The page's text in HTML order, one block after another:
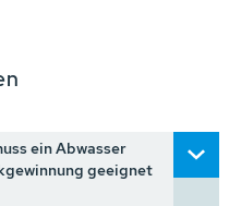
ein Abwasser
geeignet